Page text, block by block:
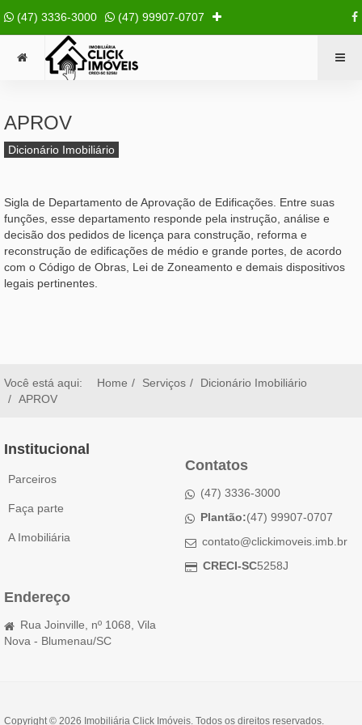
(47) 3336-3000 (47) 99907-0707
APROV
Dicionário Imobiliário
Sigla de Departamento de Aprovação de Edificações. Entre suas
funções, esse departamento responde pela instrução, análise e
decisão dos pedidos de licença para construção, reforma e
reconstrução de edificações de médio e grande portes, de acordo
com o Código de Obras, Lei de Zoneamento e demais dispositivos
legais pertinentes.
Você está aqui: Home Serviços
Dicionário Imobiliário
APROV
Institucional
Parceiros
Faça parte
A Imobiliária
Contatos
(47) 3336-3000
Plantão:(47) 99907-0707
contato@clickimoveis.imb.br
CRECI-SC5258J
Endereço
Rua Joinville, nº 1068, Vila
Nova - Blumenau/SC
Copyright © 2026 Imobiliária Click Imóveis. Todos os direitos reservados.